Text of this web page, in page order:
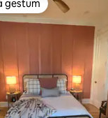
hjá gestum
gestum